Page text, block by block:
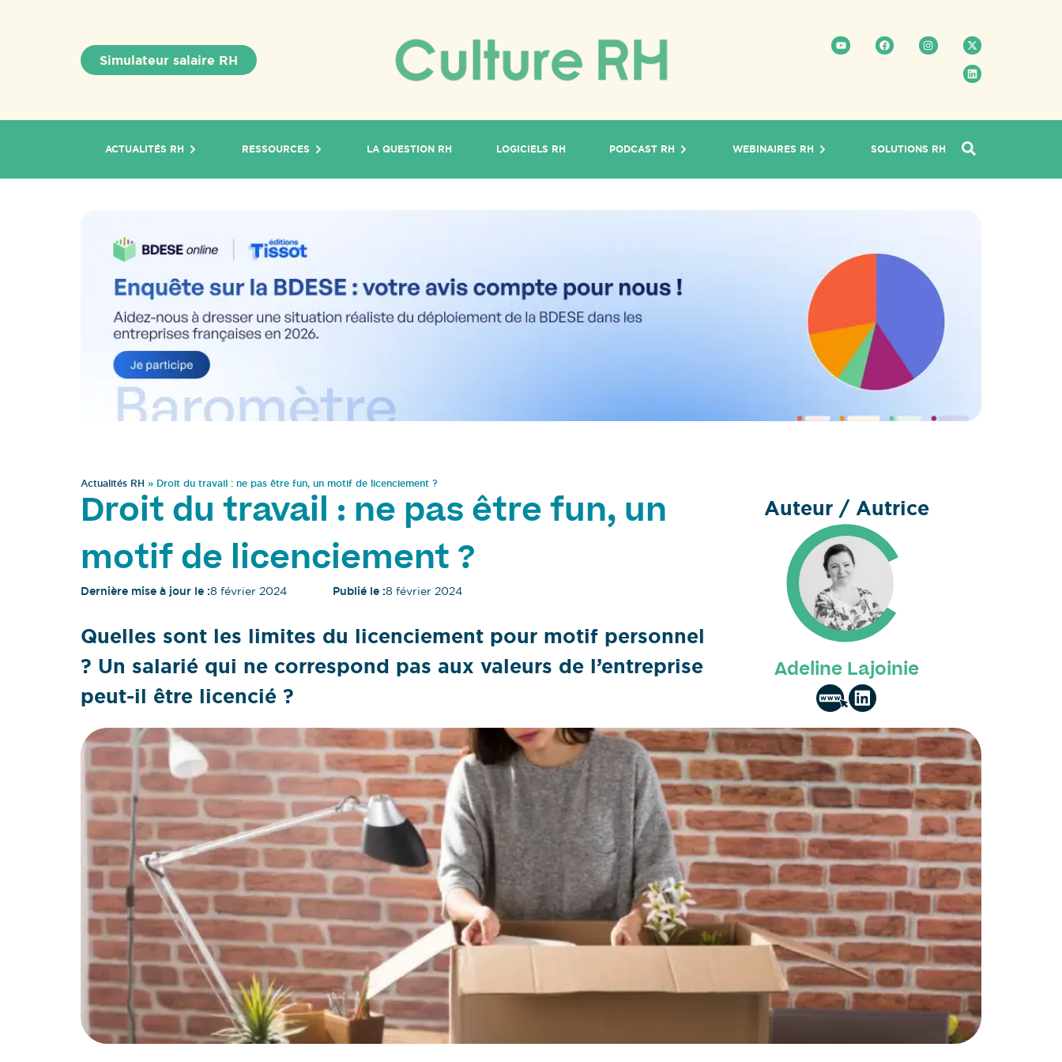
Simulateur salaire RH
ACTUALITÉS RH RESSOURCES LA QUESTION RH LOGICIELS RH PODCAST RH WEBINAIRES RH SOLUTIONS RH
Actualités RH » Droit du travail : ne pas être fun, un motif de licenciement ?
Droit du travail : ne pas être fun, un
motif de licenciement ?
Dernière mise à jour le :8 février 2024 Publié le :8 février 2024
Quelles sont les limites du licenciement pour motif personnel
? Un salarié qui ne correspond pas aux valeurs de l’entreprise
peut-il être licencié ?
Auteur / Autrice
Adeline Lajoinie